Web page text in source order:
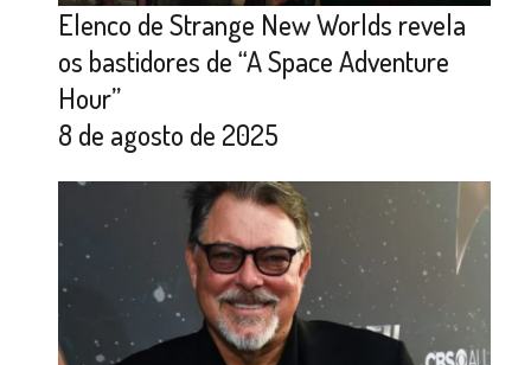
Elenco de Strange New Worlds revela
os bastidores de “A Space Adventure
Hour”
8 de agosto de 2025